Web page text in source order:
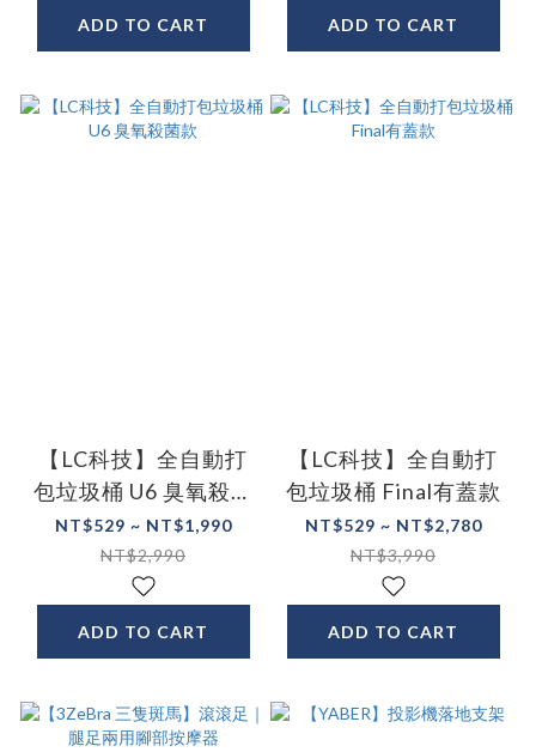
ADD TO CART ADD TO CART
【LC科技】全自動打
包垃圾桶 U6 臭氧殺菌
款
NT$529 ~ NT$1,990
NT$2,990
ADD TO CART
【LC科技】全自動打
包垃圾桶 Final有蓋款
NT$529 ~ NT$2,780
NT$3,990
ADD TO CART